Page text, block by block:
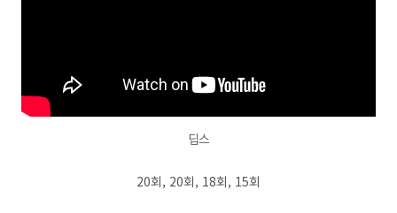
딥스
20회, 20회, 18회, 15회